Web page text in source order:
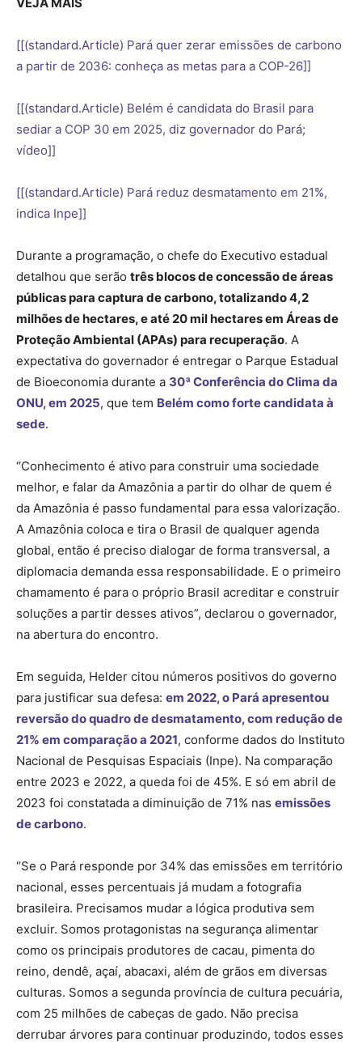
[[(standard.Article) Pará quer zerar emissões de carbono
a partir de 2036: conheça as metas para a COP-26]]
[[(standard.Article) Belém é candidata do Brasil para
sediar a COP 30 em 2025, diz governador do Pará;
vídeo]]
[[(standard.Article) Pará reduz desmatamento em 21%,
indica Inpe]]
Durante a programação, o chefe do Executivo estadual
detalhou que serão três blocos de concessão de áreas
públicas para captura de carbono, totalizando 4,2
milhões de hectares, e até 20 mil hectares em Áreas de
Proteção Ambiental (APAs) para recuperação. A
expectativa do governador é entregar o Parque Estadual
de Bioeconomia durante a 30ª Conferência do Clima da
ONU, em 2025, que tem Belém como forte candidata à
sede.
“Conhecimento é ativo para construir uma sociedade
melhor, e falar da Amazônia a partir do olhar de quem é
da Amazônia é passo fundamental para essa valorização.
A Amazônia coloca e tira o Brasil de qualquer agenda
global, então é preciso dialogar de forma transversal, a
diplomacia demanda essa responsabilidade. E o primeiro
chamamento é para o próprio Brasil acreditar e construir
soluções a partir desses ativos”, declarou o governador,
na abertura do encontro.
Em seguida, Helder citou números positivos do governo
para justificar sua defesa: em 2022, o Pará apresentou
reversão do quadro de desmatamento, com redução de
21% em comparação a 2021, conforme dados do Instituto
Nacional de Pesquisas Espaciais (Inpe). Na comparação
entre 2023 e 2022, a queda foi de 45%. E só em abril de
2023 foi constatada a diminuição de 71% nas emissões
de carbono.
“Se o Pará responde por 34% das emissões em território
nacional, esses percentuais já mudam a fotografia
brasileira. Precisamos mudar a lógica produtiva sem
excluir. Somos protagonistas na segurança alimentar
como os principais produtores de cacau, pimenta do
reino, dendê, açaí, abacaxi, além de grãos em diversas
culturas. Somos a segunda província de cultura pecuária,
com 25 milhões de cabeças de gado. Não precisa
derrubar árvores para continuar produzindo, todos esses